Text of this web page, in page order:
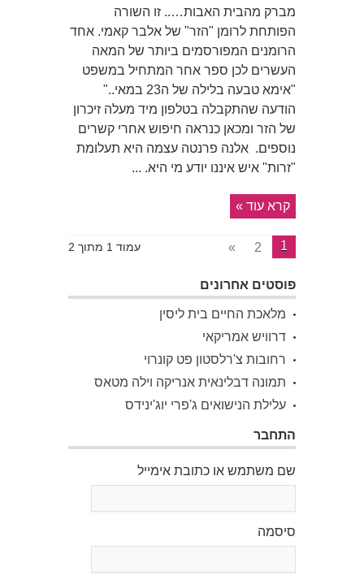
מברק מהבית האבות….. זו השורה
הפותחת לרומן "הזר" של אלבר קאמי. אחד
הרומנים המפורסמים ביותר של המאה
העשרים לכן ספר אחר המתחיל במשפט
"אימא טבעה בלילה של ה23 במאי.."
הודעה שהתקבלה בטלפון מיד מעלה זיכרון
של הזר ומכאן כנראה חיפוש אחרי קשרים
נוספים. אלנה פרנטה עצמה היא תעלומת
"זרות" איש איננו יודע מי היא. ...
קרא עוד »
עמוד 1 מתוך 2 1
2
»
פוסטים אחרונים
מלאכת החיים בית ליסין
דרוויש אמריקאי
רחובות צ'רלסטון פט קונרוי
תמונה דבלינאית אנריקה וילה מטאס
עלילת הנישואים ג'פרי יוג'ינידס
התחבר
שם משתמש או כתובת אימייל
סיסמה